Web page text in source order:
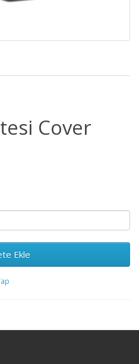
Cover
Ekle